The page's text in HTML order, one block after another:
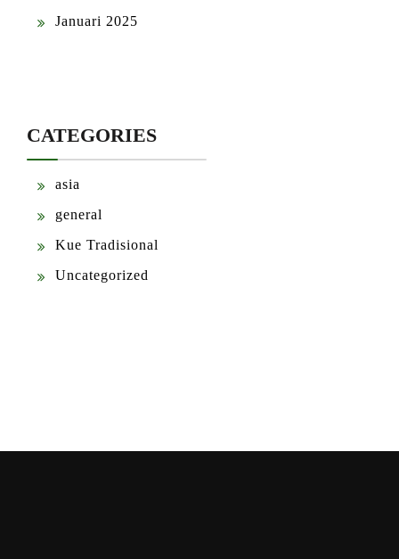
Januari 2025
CATEGORIES
asia
general
Kue Tradisional
Uncategorized